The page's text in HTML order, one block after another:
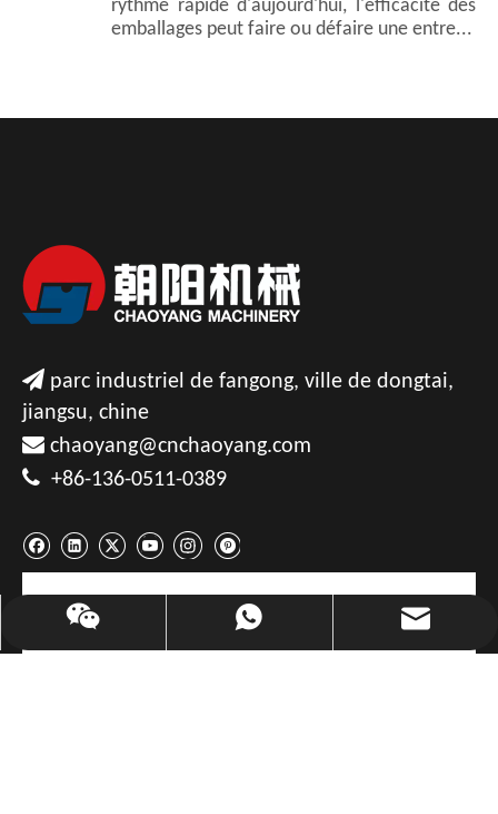
rythme rapide d'aujourd'hui, l'efficacité des
emballages peut faire ou défaire une entre...
 parc industriel de fangong, ville de dongtai,
jiangsu, chine
 chaoyang@cnchaoyang.com
 +86-136-0511-0389
+86-136-0511-0389
chaoyang@cnchaoyang.com
CONTACTEZ-NOUS